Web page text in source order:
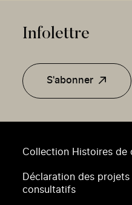
Collection Histoires de
Déclaration des
consultatifs
Infolettre
S'abonner